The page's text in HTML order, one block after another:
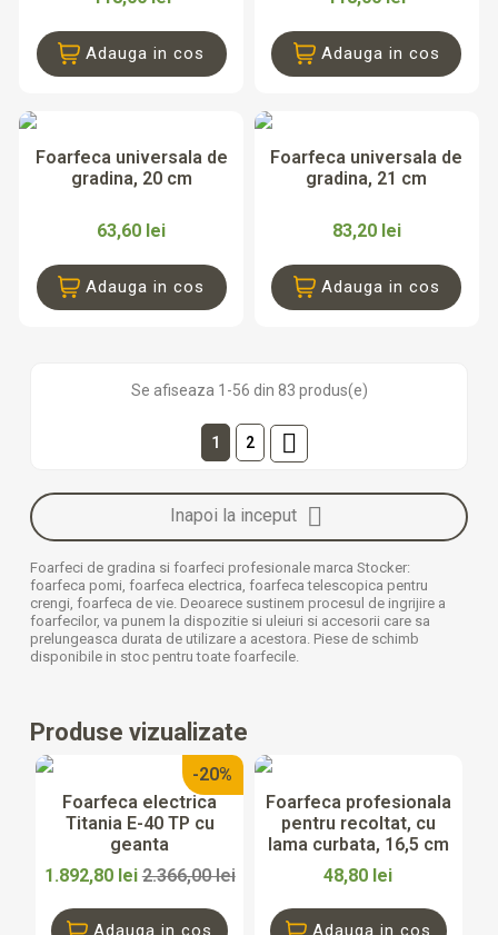
Adauga in cos Adauga in cos
Foarfeca universala de
gradina, 20 cm
63,60 lei
Adauga in cos
Foarfeca universala de
gradina, 21 cm
83,20 lei
Adauga in cos
Se afiseaza 1-56 din 83 produs(e)
1 2 
Inapoi la inceput 
Foarfeci de gradina si foarfeci profesionale marca Stocker:
foarfeca pomi, foarfeca electrica, foarfeca telescopica pentru
crengi, foarfeca de vie. Deoarece sustinem procesul de ingrijire a
foarfecilor, va punem la dispozitie si uleiuri si accesorii care sa
prelungeasca durata de utilizare a acestora. Piese de schimb
disponibile in stoc pentru toate foarfecile.
Produse vizualizate
Foarfeca electrica
Titania E-40 TP cu
geanta
1.892,80 lei2.366,00 lei
-20%
Adauga in cos
Foarfeca profesionala
pentru recoltat, cu
lama curbata, 16,5 cm
48,80 lei
Adauga in cos